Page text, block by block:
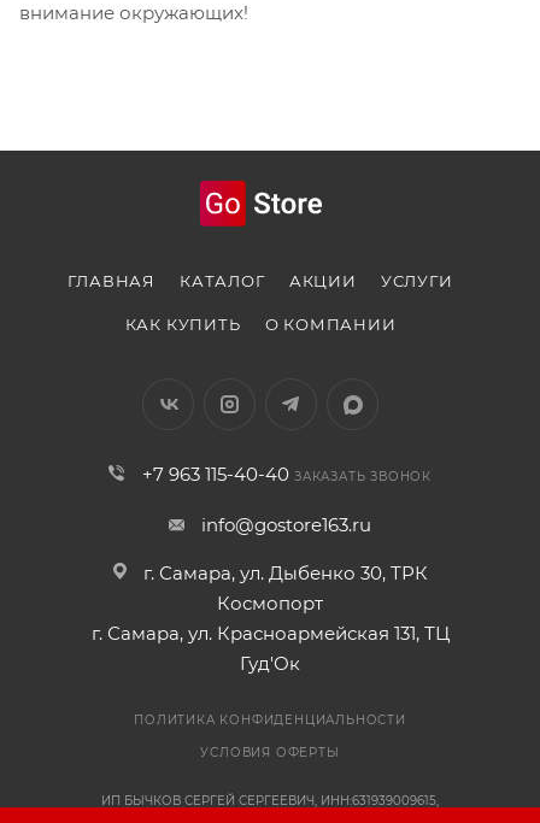
внимание окружающих!
ГЛАВНАЯ КАТАЛОГ АКЦИИ УСЛУГИ
КАК КУПИТЬ О КОМПАНИИ
+7 963 115-40-40 ЗАКАЗАТЬ ЗВОНОК
info@gostore163.ru
г. Самара, ул. Дыбенко 30, ТРК
Космопорт
г. Самара, ул. Красноармейская 131, ТЦ
Гуд'Ок
ПОЛИТИКА КОНФИДЕНЦИАЛЬНОСТИ
УСЛОВИЯ ОФЕРТЫ
ИП БЫЧКОВ СЕРГЕЙ СЕРГЕЕВИЧ, ИНН:631939009615,